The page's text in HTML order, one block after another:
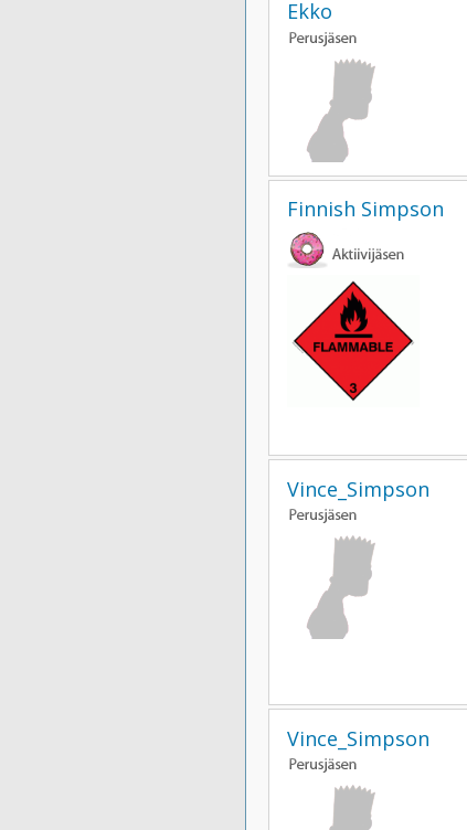
Ekko
Finnish Simpson
Vince_Simpson
Vince_Simpson